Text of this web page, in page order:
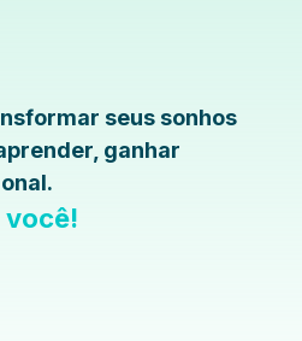
seus sonhos
ganhar
você!